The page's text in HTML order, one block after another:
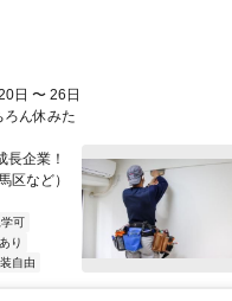
日 〜 26日
ん休みた
企業！
区など）
可
り
自由